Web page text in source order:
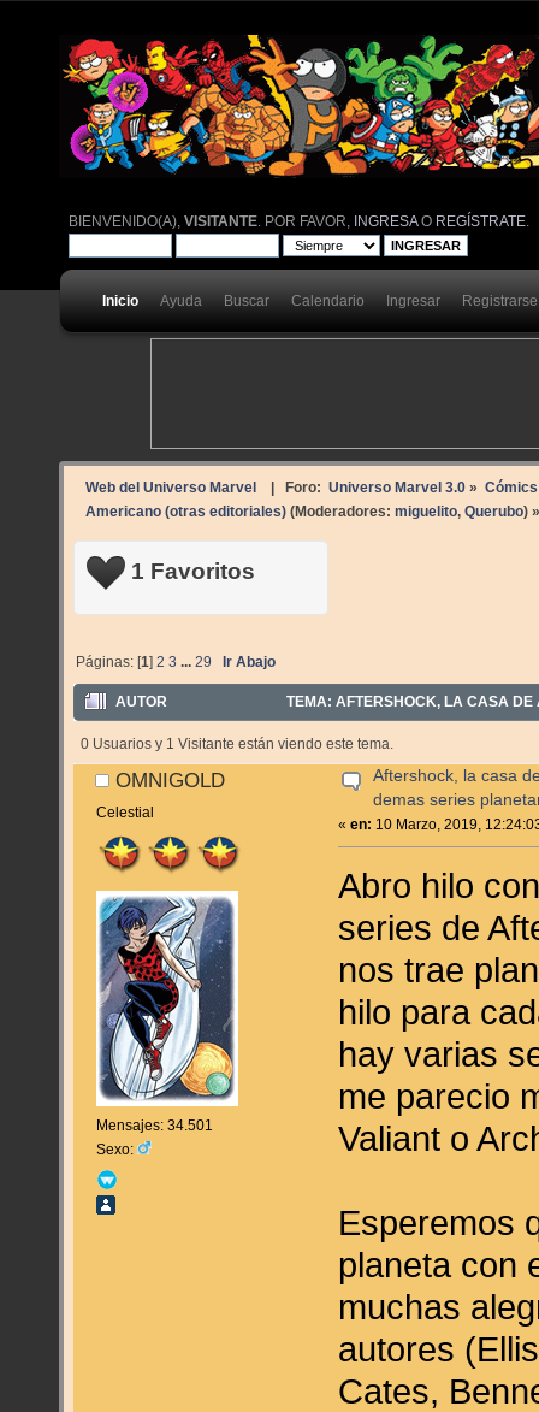
BIENVENIDO(A),VISITANTE . POR FAVOR, INGRESAO REGÍSTRATE
Inicio Ayuda Buscar Calendario Ingresar Registrarse
Web del Universo Marvel | Foro: Universo Marvel 3.0» Cómics
Americano (otras editoriales) (Moderadores: miguelito, Querubo) »
1 Favoritos
Páginas: [1]2 3 ...29 Ir Abajo
AUTOR TEMA: AFTERSHOCK, LA CASA
VECES)
0 Usuarios y 1 Visitante están viendo este tema.
OMNIGOLD
Celestial
Mensajes: 34.501
Sexo:
Aftershock, la casa
demas series
«en: 10 Marzo, 2019,
Abro hilo
series de
nos trae
hilo para
hay varias
me parecio
Valiant o
Esperemos
planeta con
muchas
autores
Cates,